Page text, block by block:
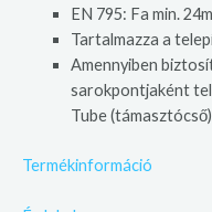
EN 795: Fa min.
Tartalmazza a
Amennyiben
sarokpontjaként
Tube
Termékinformáció